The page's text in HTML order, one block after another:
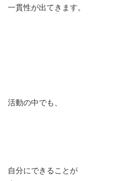
一貫性が出てきます。
活動の中でも、
自分にできることが